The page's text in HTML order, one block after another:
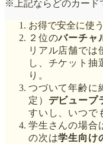
※上記ならどのカード
お得で安全に使
２位のバーチャ
リアル店舗では
し、チケット抽
り。
つづいて年齢に
定） デビュープ
すいし、いつで
学生さんの場合
の次は学生向け